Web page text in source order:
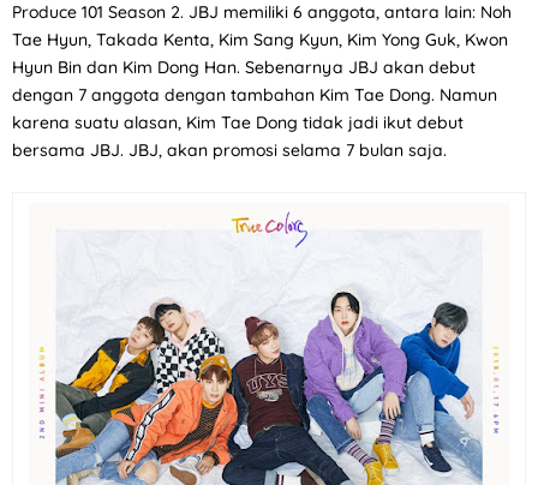
Produce 101 Season 2. JBJ memiliki 6 anggota, antara lain: Noh
Tae Hyun, Takada Kenta, Kim Sang Kyun, Kim Yong Guk, Kwon
Hyun Bin dan Kim Dong Han. Sebenarnya JBJ akan debut
dengan 7 anggota dengan tambahan Kim Tae Dong. Namun
karena suatu alasan, Kim Tae Dong tidak jadi ikut debut
bersama JBJ. JBJ, akan promosi selama 7 bulan saja.